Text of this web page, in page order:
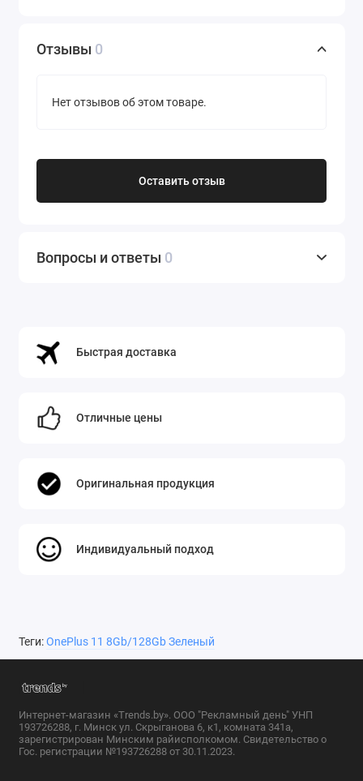
Отзывы 0
Нет отзывов об этом товаре.
Оставить отзыв
Вопросы и ответы 0
Быстрая доставка
Отличные цены
Оригинальная продукция
Индивидуальный подход
Теги:OnePlus 11 8Gb/128Gb Зеленый
Интернет-магазин «Trends.by». ООО "Рекламный день" УНП
193726288, г. Минск ул. Скрыганова 6, к1, комната 341а,
зарегистрирован Минским райисполкомом. Свидетельство о
Гос. регистрации №193726288 от 30.11.2023.